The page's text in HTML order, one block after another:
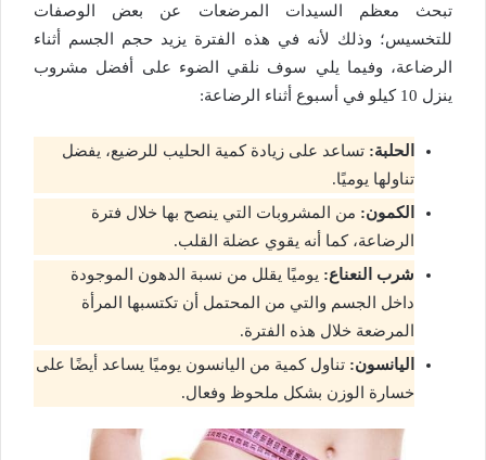
تبحث معظم السيدات المرضعات عن بعض الوصفات
للتخسيس؛ وذلك لأنه في هذه الفترة يزيد حجم الجسم أثناء
الرضاعة، وفيما يلي سوف نلقي الضوء على أفضل مشروب
ينزل 10 كيلو في أسبوع أثناء الرضاعة:
الحلبة: تساعد على زيادة كمية الحليب للرضيع، يفضل
تناولها يوميًا.
الكمون: من المشروبات التي ينصح بها خلال فترة
الرضاعة، كما أنه يقوي عضلة القلب.
شرب النعناع: يوميًا يقلل من نسبة الدهون الموجودة
داخل الجسم والتي من المحتمل أن تكتسبها المرأة
المرضعة خلال هذه الفترة.
اليانسون: تناول كمية من اليانسون يوميًا يساعد أيضًا على
خسارة الوزن بشكل ملحوظ وفعال.